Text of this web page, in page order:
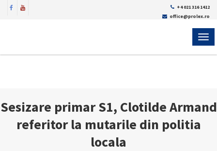
+4 021 316 1412
office@prolex.ro
Sesizare primar S1, Clotilde Armand
referitor la mutarile din politia
locala